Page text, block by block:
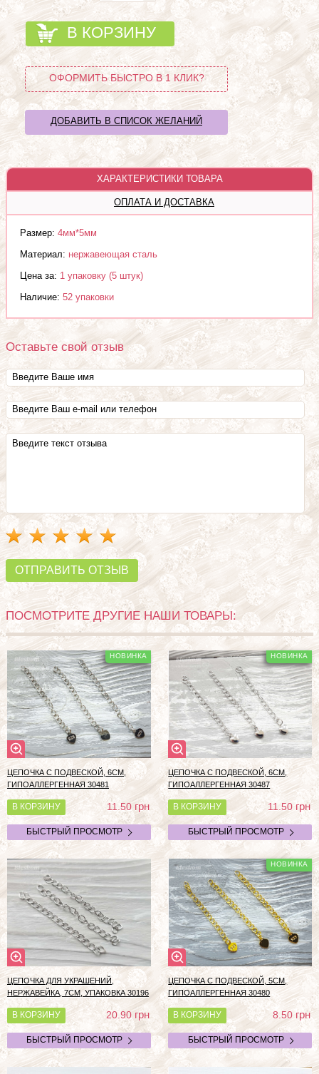
В КОРЗИНУ
ОФОРМИТЬ БЫСТРО В 1 КЛИК?
ДОБАВИТЬ В СПИСОК ЖЕЛАНИЙ
ХАРАКТЕРИСТИКИ ТОВАРА
ОПЛАТА И ДОСТАВКА
Размер: 4мм*5мм
Материал: нержавеющая сталь
Цена за: 1 упаковку (5 штук)
Наличие: 52 упаковки
Оставьте свой отзыв
ОТПРАВИТЬ ОТЗЫВ
ПОСМОТРИТЕ ДРУГИЕ НАШИ ТОВАРЫ:
ЦЕПОЧКА С ПОДВЕСКОЙ, 6СМ,
ГИПОАЛЛЕРГЕННАЯ 30481
В КОРЗИНУ 11.50грн
БЫСТРЫЙ ПРОСМОТР
ЦЕПОЧКА С ПОДВЕСКОЙ, 6СМ,
ГИПОАЛЛЕРГЕННАЯ 30487
В КОРЗИНУ 11.50грн
БЫСТРЫЙ ПРОСМОТР
ЦЕПОЧКА ДЛЯ УКРАШЕНИЙ,
НЕРЖАВЕЙКА, 7СМ, УПАКОВКА 30196
В КОРЗИНУ 20.90грн
БЫСТРЫЙ ПРОСМОТР
ЦЕПОЧКА С ПОДВЕСКОЙ, 5СМ,
ГИПОАЛЛЕРГЕННАЯ 30480
В КОРЗИНУ 8.50грн
БЫСТРЫЙ ПРОСМОТР